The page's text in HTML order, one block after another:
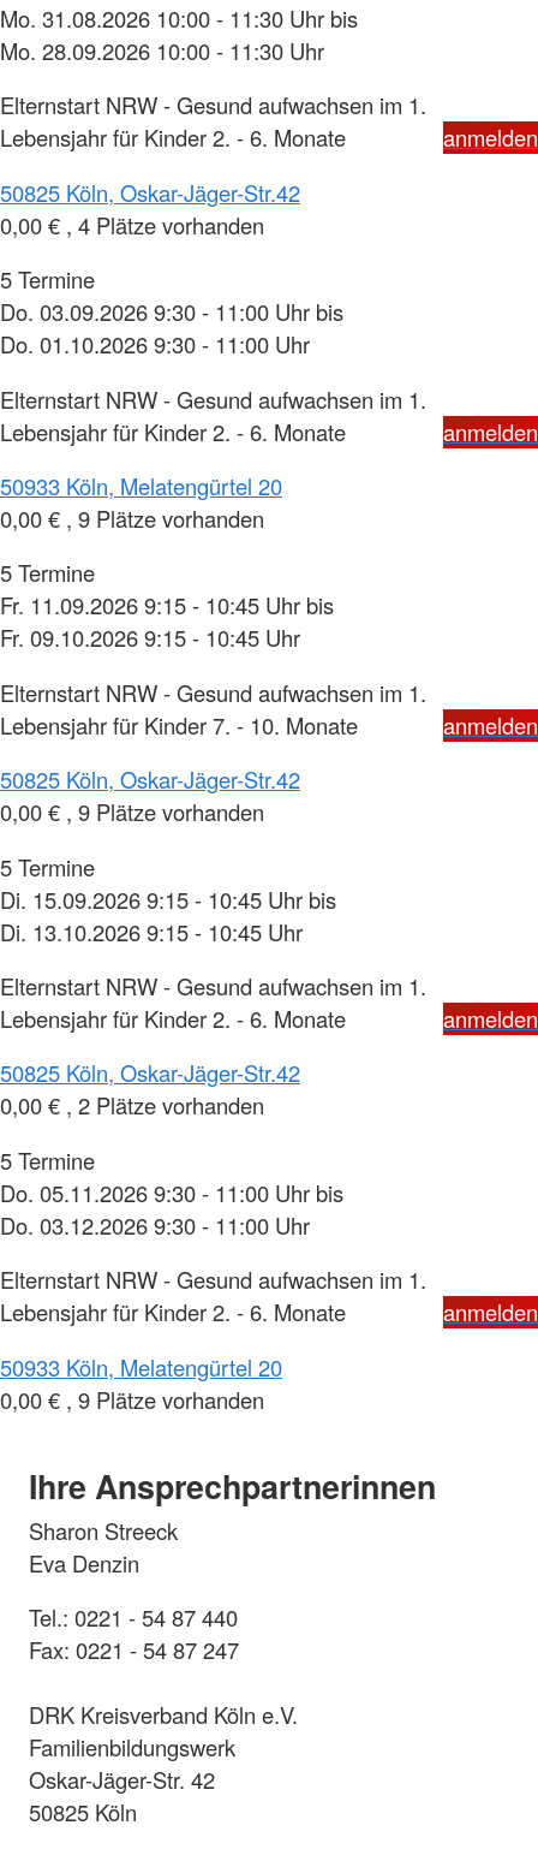
Mo. 31.08.2026 10:00 - 11:30 Uhr bis
Mo. 28.09.2026 10:00 - 11:30 Uhr
Elternstart NRW - Gesund aufwachsen im 1.
Lebensjahr für Kinder 2. - 6. Monate
anmelden
50825 Köln, Oskar-Jäger-Str.42
0,00 € , 4 Plätze vorhanden
5 Termine
Do. 03.09.2026 9:30 - 11:00 Uhr bis
Do. 01.10.2026 9:30 - 11:00 Uhr
Elternstart NRW - Gesund aufwachsen im 1.
Lebensjahr für Kinder 2. - 6. Monate
anmelden
50933 Köln, Melatengürtel 20
0,00 € , 9 Plätze vorhanden
5 Termine
Fr. 11.09.2026 9:15 - 10:45 Uhr bis
Fr. 09.10.2026 9:15 - 10:45 Uhr
Elternstart NRW - Gesund aufwachsen im 1.
Lebensjahr für Kinder 7. - 10. Monate
anmelden
50825 Köln, Oskar-Jäger-Str.42
0,00 € , 9 Plätze vorhanden
5 Termine
Di. 15.09.2026 9:15 - 10:45 Uhr bis
Di. 13.10.2026 9:15 - 10:45 Uhr
Elternstart NRW - Gesund aufwachsen im 1.
Lebensjahr für Kinder 2. - 6. Monate
anmelden
50825 Köln, Oskar-Jäger-Str.42
0,00 € , 2 Plätze vorhanden
5 Termine
Do. 05.11.2026 9:30 - 11:00 Uhr bis
Do. 03.12.2026 9:30 - 11:00 Uhr
Elternstart NRW - Gesund aufwachsen im 1.
Lebensjahr für Kinder 2. - 6. Monate
anmelden
50933 Köln, Melatengürtel 20
0,00 € , 9 Plätze vorhanden
Ihre Ansprechpartnerinnen
Sharon Streeck
Eva Denzin
Tel.: 0221 - 54 87 440
Fax: 0221 - 54 87 247
DRK Kreisverband Köln e.V.
Familienbildungswerk
Oskar-Jäger-Str. 42
50825 Köln